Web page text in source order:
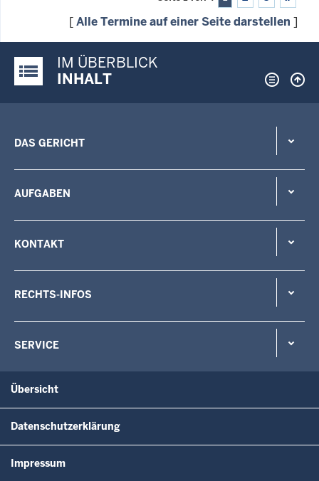
[Alle Termine auf einer Seite darstellen ]
Justiz-Portal im Überblick:
IM ÜBERBLICK
INHALT
DAS GERICHT
AUFGABEN
KONTAKT
RECHTS-INFOS
SERVICE
Übersicht
Datenschutzerklärung
Impressum